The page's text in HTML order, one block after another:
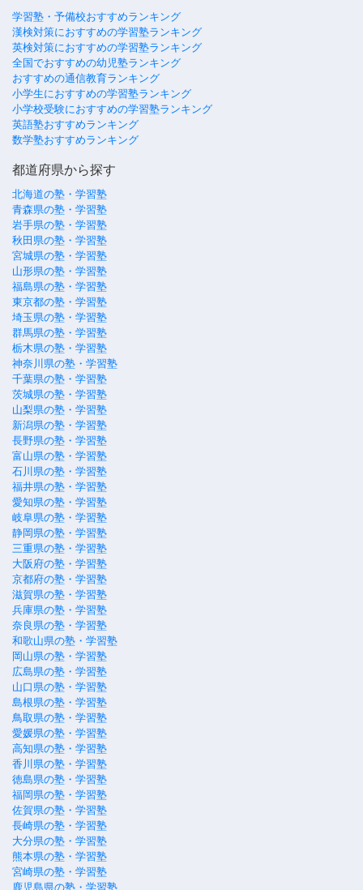
学習塾・予備校おすすめランキング
漢検対策におすすめの学習塾ランキング
英検対策におすすめの学習塾ランキング
全国でおすすめの幼児塾ランキング
おすすめの通信教育ランキング
小学生におすすめの学習塾ランキング
小学校受験におすすめの学習塾ランキング
英語塾おすすめランキング
数学塾おすすめランキング
都道府県から探す
北海道の塾・学習塾
青森県の塾・学習塾
岩手県の塾・学習塾
秋田県の塾・学習塾
宮城県の塾・学習塾
山形県の塾・学習塾
福島県の塾・学習塾
東京都の塾・学習塾
埼玉県の塾・学習塾
群馬県の塾・学習塾
栃木県の塾・学習塾
神奈川県の塾・学習塾
千葉県の塾・学習塾
茨城県の塾・学習塾
山梨県の塾・学習塾
新潟県の塾・学習塾
長野県の塾・学習塾
富山県の塾・学習塾
石川県の塾・学習塾
福井県の塾・学習塾
愛知県の塾・学習塾
岐阜県の塾・学習塾
静岡県の塾・学習塾
三重県の塾・学習塾
大阪府の塾・学習塾
京都府の塾・学習塾
滋賀県の塾・学習塾
兵庫県の塾・学習塾
奈良県の塾・学習塾
和歌山県の塾・学習塾
岡山県の塾・学習塾
広島県の塾・学習塾
山口県の塾・学習塾
島根県の塾・学習塾
鳥取県の塾・学習塾
愛媛県の塾・学習塾
高知県の塾・学習塾
香川県の塾・学習塾
徳島県の塾・学習塾
福岡県の塾・学習塾
佐賀県の塾・学習塾
長崎県の塾・学習塾
大分県の塾・学習塾
熊本県の塾・学習塾
宮崎県の塾・学習塾
鹿児島県の塾・学習塾